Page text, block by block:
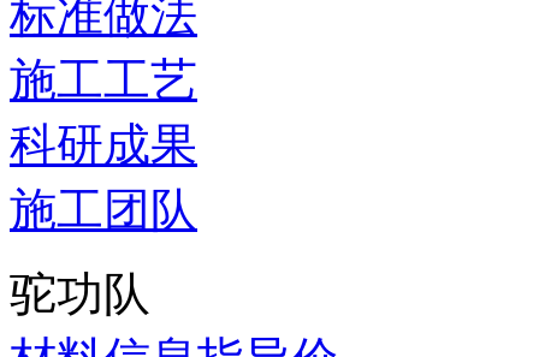
标准做法
施工工艺
科研成果
施工团队
驼功队